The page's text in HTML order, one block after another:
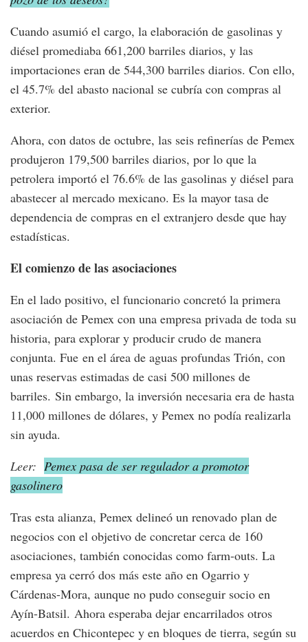
Cuando asumió el cargo, la elaboración de gasolinas y
diésel promediaba 661,200 barriles diarios, y las
importaciones eran de 544,300 barriles diarios. Con ello,
el 45.7% del abasto nacional se cubría con compras al
exterior.
Ahora, con datos de octubre, las seis refinerías de Pemex
produjeron 179,500 barriles diarios, por lo que la
petrolera importó el 76.6% de las gasolinas y diésel para
abastecer al mercado mexicano. Es la mayor tasa de
dependencia de compras en el extranjero desde que hay
estadísticas.
El comienzo de las asociaciones
En el lado positivo, el funcionario concretó la primera
asociación de Pemex con una empresa privada de toda su
historia, para explorar y producir crudo de manera
conjunta. Fue en el área de aguas profundas Trión, con
unas reservas estimadas de casi 500 millones de
barriles. Sin embargo, la inversión necesaria era de hasta
11,000 millones de dólares, y Pemex no podía realizarla
sin ayuda.
Leer: Pemex pasa de ser regulador a promotor
gasolinero
Tras esta alianza, Pemex delineó un renovado plan de
negocios con el objetivo de concretar cerca de 160
asociaciones, también conocidas como farm-outs. La
empresa ya cerró dos más este año en Ogarrio y
Cárdenas-Mora, aunque no pudo conseguir socio en
Ayín-Batsil. Ahora esperaba dejar encarrilados otros
acuerdos en Chicontepec y en bloques de tierra, según su